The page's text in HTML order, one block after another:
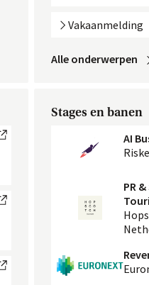
Vakaanmelding
Alle onderwerpen
Stages en banen
AI
PR